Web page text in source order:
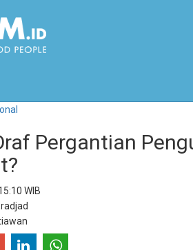
Pergantian
WIB